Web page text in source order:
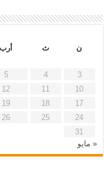
ن
ث أرب
3
4
5
10
11
12
17
18
19
24
25
26
31
« مايو